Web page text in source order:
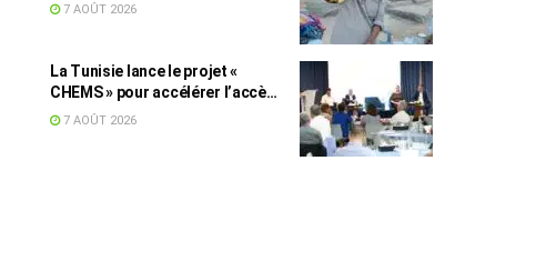
7 AOÛT 2026
La Tunisie lance le projet «
CHEMS » pour accélérer l’accès
des PME à l’énergie solaire
7 AOÛT 2026